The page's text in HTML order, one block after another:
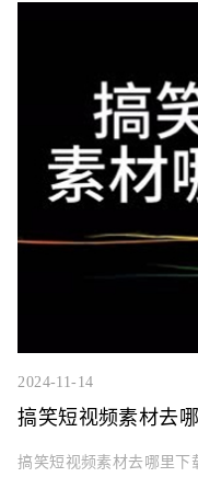
2024-11-14
搞笑短视频素材去哪
搞笑短视频素材去哪里下